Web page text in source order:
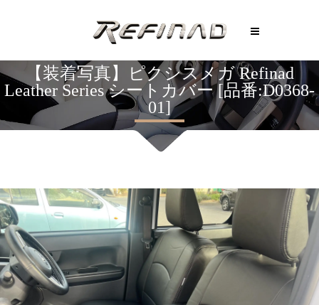
【装着写真】ピクシスメガ Refinad
Leather Series シートカバー [品番:D0368-
01]